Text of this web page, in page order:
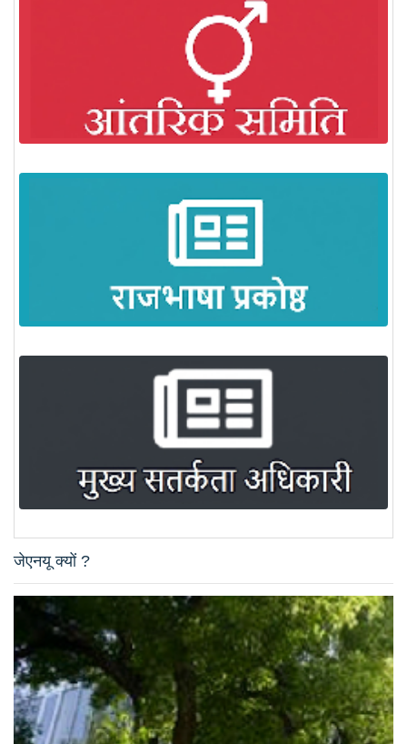
जेएनयू क्यों ?